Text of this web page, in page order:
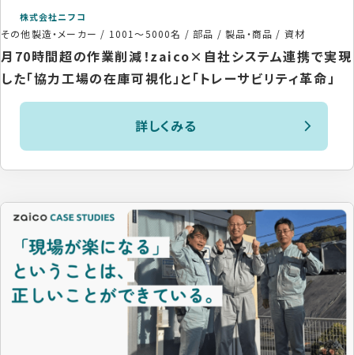
株式会社ニフコ
その他製造・メーカー / 1001〜5000名 /部品 / 製品・商品 / 資材
月70時間超の作業削減！zaico×自社システム連携で実現
した「協力工場の在庫可視化」と「トレーサビリティ革命」
詳しくみる